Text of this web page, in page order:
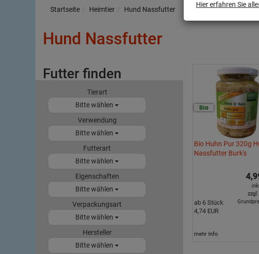
Startseite Heimtier Hund Nassfutter
Hund Nassfutter
Futter finden
Tierart
Bitte wählen
Verwendung
Bitte wählen
Futterart
Bitte wählen
Eigenschaften
Bitte wählen
Verpackungsart
Bitte wählen
Hersteller
Bitte wählen
Bio Huhn Pur 320g
Nassfutter Burk's
ab 6 Stück
4,74 EUR
mehr Info
Hier erfahren Sie